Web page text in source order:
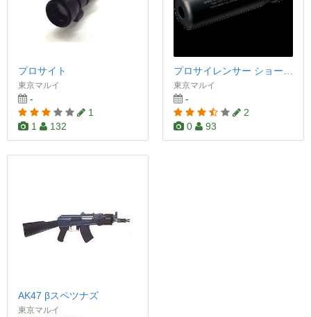
プロサイト
東京マルイ
-
1
1
132
プロサイレンサー ショートタイプ
東京マルイ
-
2
0
93
AK47 βスペツナズ
東京マルイ